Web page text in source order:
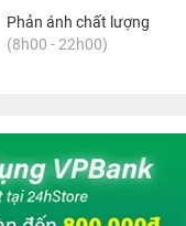
Phản ánh chất lượng
(8h00 - 22h00)